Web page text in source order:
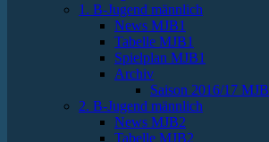
1. B-Jugend männlich
News MJB1
Tabelle MJB1
Spielplan MJB1
Archiv
Saison 2016/17 MJB
2. B-Jugend männlich
News MJB2
Tabelle MJB2